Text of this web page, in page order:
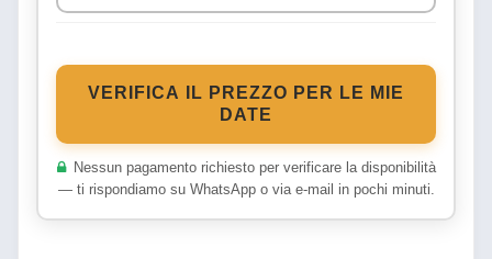
VERIFICA IL PREZZO PER LE MIE
DATE
Nessun pagamento richiesto per verificare la disponibilità
— ti rispondiamo su WhatsApp o via e-mail in pochi minuti.